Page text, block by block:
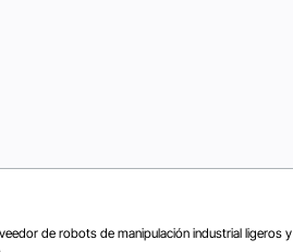
de robots de manipulación industrial ligeros y